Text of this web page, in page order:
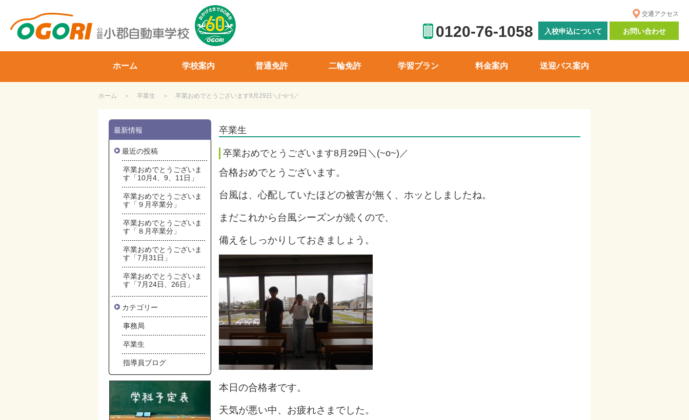
交通アクセス
お問い合わせ
入校申込について
0120-76-1058
ホーム 学校案内 普通免許 二輪免許 学習プラン 料金案内 送迎バス案内
ホーム 卒業生 卒業おめでとうございます8月29日＼(~o~)／
卒業生
卒業おめでとうございます8月29日＼(~o~)／
合格おめでとうございます。
台風は、心配していたほどの被害が無く、ホッとしましたね。
まだこれから台風シーズンが続くので、
備えをしっかりしておきましょう。
本日の合格者です。
天気が悪い中、お疲れさまでした。
最新情報
最近の投稿
卒業おめでとうございま
す「10月4、9、11日」
卒業おめでとうございま
す「９月卒業分」
卒業おめでとうございま
す「８月卒業分」
卒業おめでとうございま
す「7月31日」
卒業おめでとうございま
す「7月24日、26日」
カテゴリー
事務局
卒業生
指導員ブログ